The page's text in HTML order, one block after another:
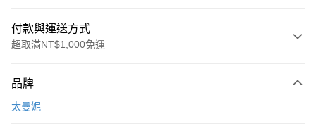
付款與運送方式
超取滿NT$1,000免運
信用卡一次付款
品牌
太曼妮